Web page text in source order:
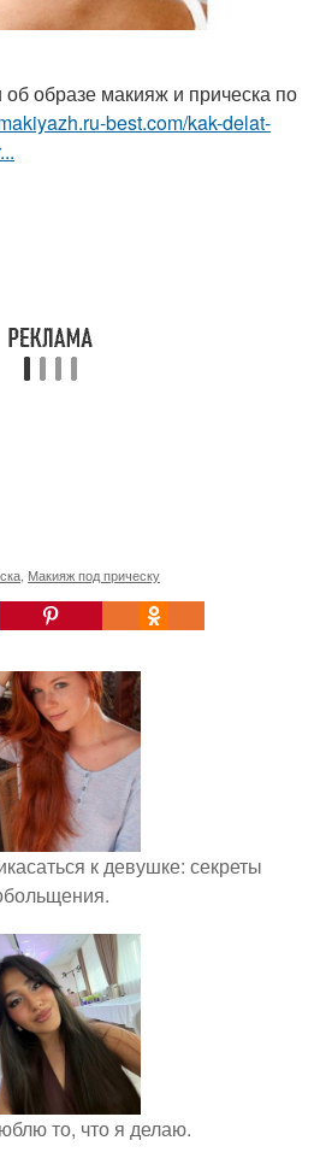
образе макияж и прическа по
best.com/kak-delat-
Макияж под прическу
к девушке: секреты
то, что я делаю.